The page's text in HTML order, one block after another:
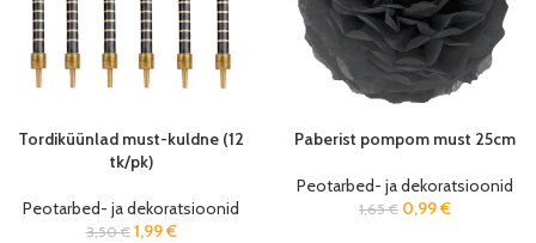
Tordiküünlad must-kuldne (12
tk/pk)
Peotarbed- ja dekoratsioonid
3,50€ 1,99€
Paberist pompom must 25cm
Peotarbed- ja dekoratsioonid
1,65€ 0,99€